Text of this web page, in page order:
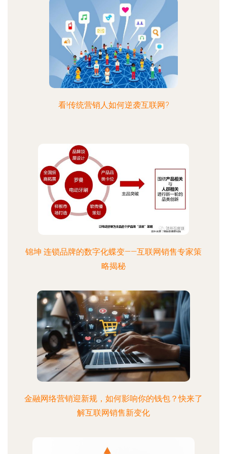
看!传统营销人如何逆袭互联网?
锦坤 连锁品牌的数字化蝶变——互联网销售专家策
略揭秘
金融网络营销迎新规，如何影响你的钱包？快来了
解互联网销售新变化